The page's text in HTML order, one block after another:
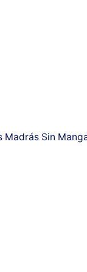
Madrás Sin